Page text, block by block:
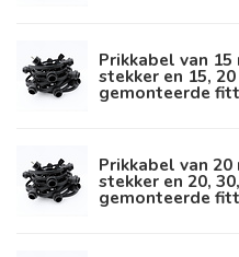
Prikkabel van
stekker en 15,
gemonteerde
Prikkabel van
stekker en 20,
gemonteerde